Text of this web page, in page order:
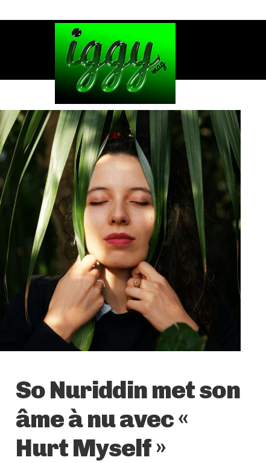
So Nuriddin met son
âme à nu avec «
Hurt Myself »